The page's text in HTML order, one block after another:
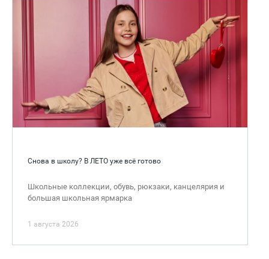
Снова в школу? В ЛЕТО уже всё готово
Школьные коллекции, обувь, рюкзаки, канцелярия и
большая школьная ярмарка
1 августа 2026